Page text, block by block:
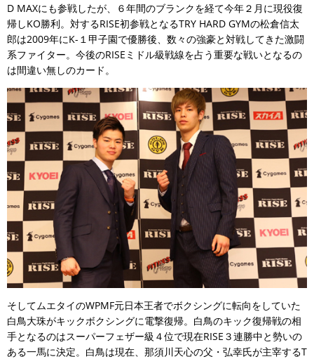
D MAXにも参戦したが、６年間のブランクを経て今年２月に現役復
帰しKO勝利。対するRISE初参戦となるTRY HARD GYMの松倉信太
郎は2009年にK-１甲子園で優勝後、数々の強豪と対戦してきた激闘
系ファイター。今後のRISEミドル級戦線を占う重要な戦いとなるの
は間違い無しのカード。
そしてムエタイのWPMF元日本王者でボクシングに転向をしていた
白鳥大珠がキックボクシングに電撃復帰。白鳥のキック復帰戦の相
手となるのはスーパーフェザー級４位で現在RISE３連勝中と勢いの
ある一馬に決定。白鳥は現在、那須川天心の父・弘幸氏が主宰するT